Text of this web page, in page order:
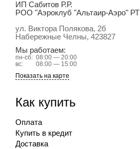
ИП Сабитов Р.Р.
РОО "Аэроклуб "Альтаир-Аэро" РТ
ул. Виктора Полякова, 2б
Набережные Челны, 423827
Мы работаем:
пн-сб: 08:00 — 20:00
вс:
08:00 — 15:00
Показать на карте
Как купить
Оплата
Купить в кредит
Доставка